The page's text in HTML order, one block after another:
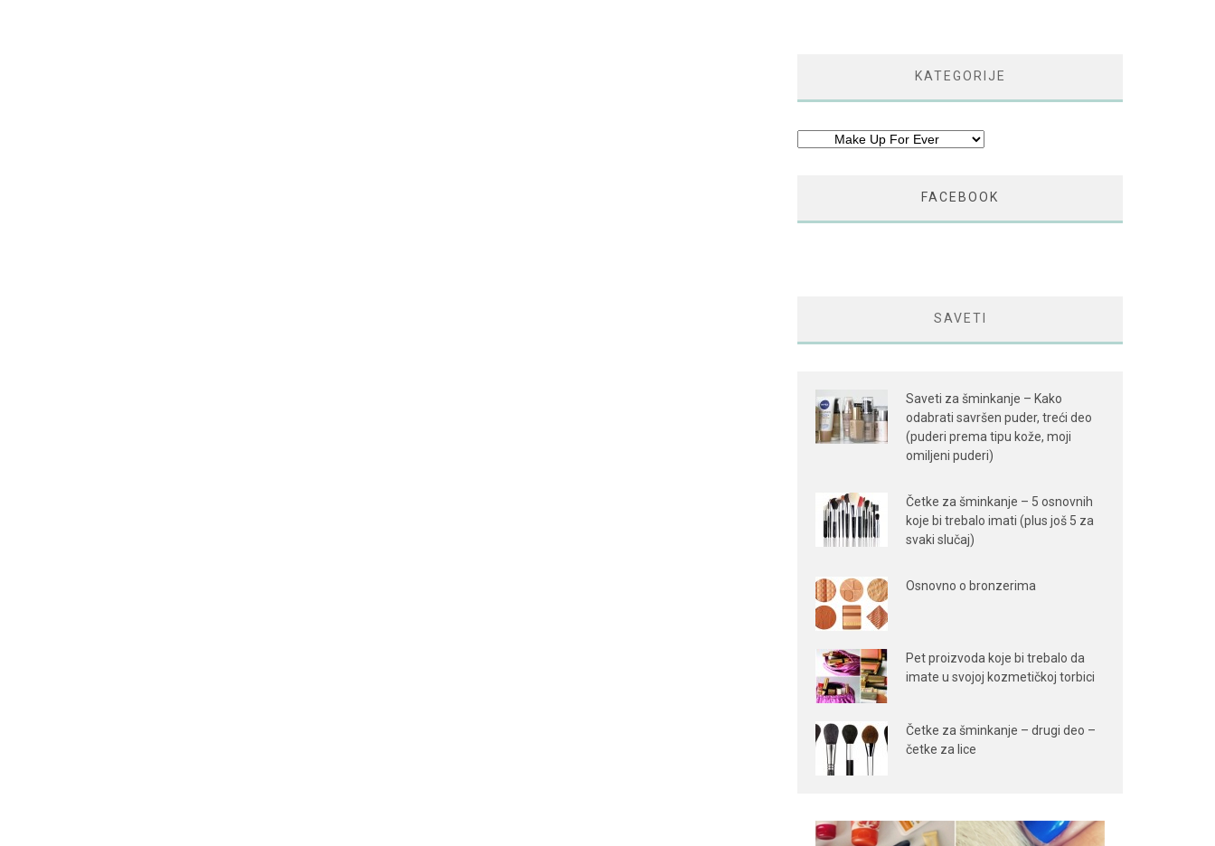
KATEGORIJE
Kategorije
FACEBOOK
SAVETI
Saveti za šminkanje – Kako
odabrati savršen puder, treći deo
(puderi prema tipu kože, moji
omiljeni puderi)
Četke za šminkanje – 5 osnovnih
koje bi trebalo imati (plus još 5 za
svaki slučaj)
Osnovno o bronzerima
Pet proizvoda koje bi trebalo da
imate u svojoj kozmetičkoj torbici
Četke za šminkanje – drugi deo –
četke za lice